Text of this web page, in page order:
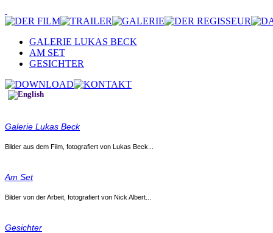
GALERIE LUKAS BECK
AM SET
GESICHTER
Galerie Lukas Beck
Bilder aus dem Film, fotografiert von Lukas Beck...
Am Set
Bilder von der Arbeit, fotografiert von Nick Albert...
Gesichter